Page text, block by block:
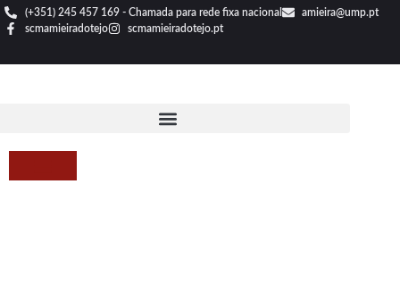
(+351) 245 457 169 - Chamada para rede fixa nacional
amieira@ump.pt
scmamieiradotejo
scmamieiradotejo.pt